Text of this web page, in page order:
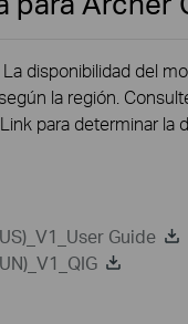
La disponibilidad del
la región.
para determinar la
Guide